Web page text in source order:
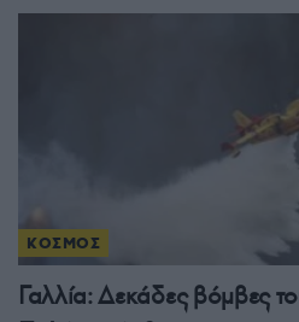
ΚΟΣΜΟΣ
Γαλλία: Δεκάδες βόμβες